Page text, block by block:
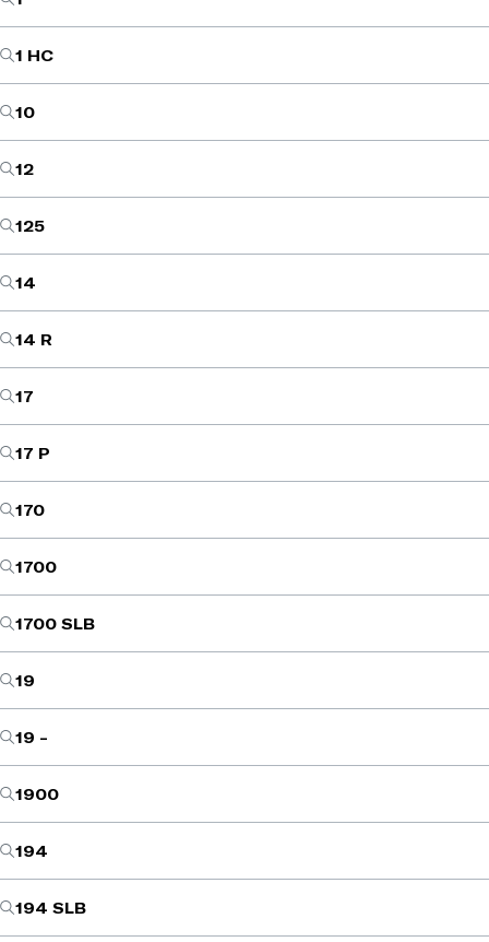
1 HC
10
12
125
14
14 R
17
17 P
170
1700
1700 SLB
19
19 -
1900
194
194 SLB